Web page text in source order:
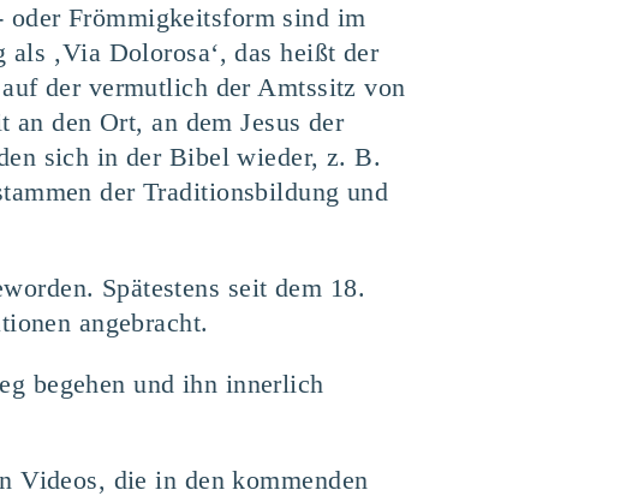
oder Frömmigkeitsform sind im
‚Via Dolorosa‘, das heißt der
der vermutlich der Amtssitz von
den Ort, an dem Jesus der
sich in der Bibel wieder, z. B.
der Traditionsbildung und
Spätestens seit dem 18.
angebracht.
begehen und ihn innerlich
Videos, die in den kommenden